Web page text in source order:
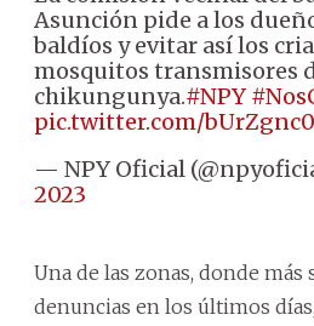
Asunción pide a los
baldíos y evitar así los
mosquitos transmisores
chikungunya.#NPY
pic.twitter.com/
— NPY Oficial
2023
Una de las zonas, donde más
denuncias en los últimos